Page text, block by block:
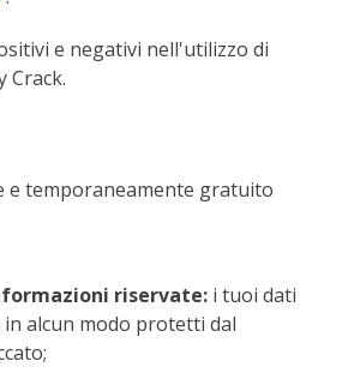
e negativi nell'utilizzo di
Crack.
e temporaneamente gratuito
riservate:i tuoi dati
alcun modo protetti dal